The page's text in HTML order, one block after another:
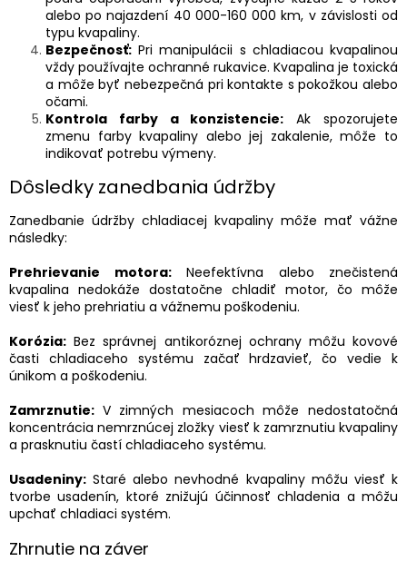
alebo po najazdení 40 000-160 000 km, v závislosti od
typu kvapaliny.
Bezpečnosť: Pri manipulácii s chladiacou kvapalinou
vždy používajte ochranné rukavice. Kvapalina je toxická
a môže byť nebezpečná pri kontakte s pokožkou alebo
očami.
Kontrola farby a konzistencie: Ak spozorujete
zmenu farby kvapaliny alebo jej zakalenie, môže to
indikovať potrebu výmeny.
Dôsledky zanedbania údržby
Zanedbanie údržby chladiacej kvapaliny môže mať vážne
následky:
Prehrievanie motora:Neefektívna alebo znečistená
kvapalina nedokáže dostatočne chladiť motor, čo môže
viesť k jeho prehriatiu a vážnemu poškodeniu.
Korózia: Bez správnej antikoróznej ochrany môžu kovové
časti chladiaceho systému začať hrdzavieť, čo vedie k
únikom a poškodeniu.
Zamrznutie: V zimných mesiacoch môže nedostatočná
koncentrácia nemrznúcej zložky viesť k zamrznutiu kvapaliny
a prasknutiu častí chladiaceho systému.
Usadeniny: Staré alebo nevhodné kvapaliny môžu viesť k
tvorbe usadenín, ktoré znižujú účinnosť chladenia a môžu
upchať chladiaci systém.
Zhrnutie na záver